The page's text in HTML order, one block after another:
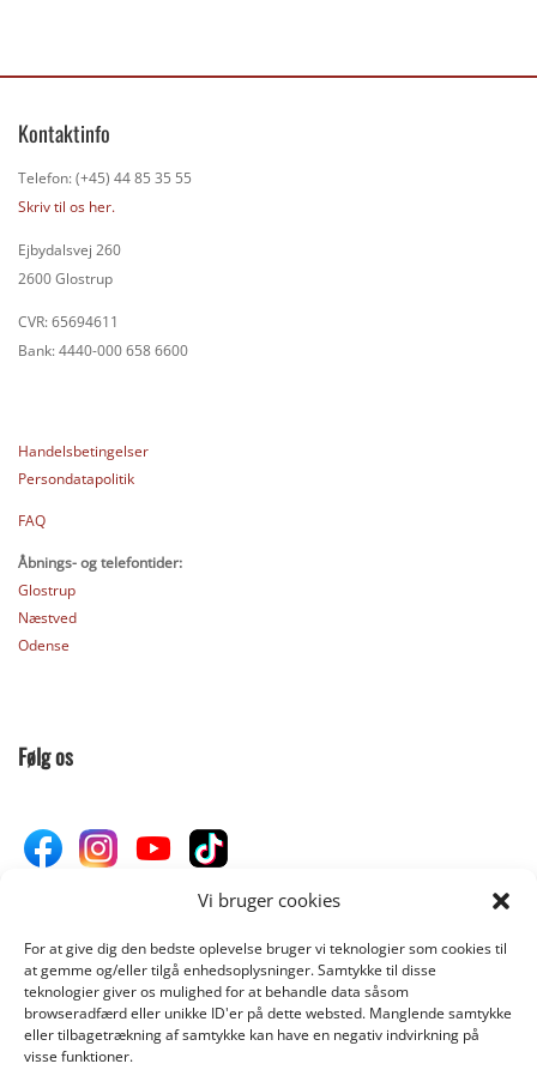
Vi bruger cookies
For at give dig den bedste oplevelse bruger vi teknologier som cookies til
at gemme og/eller tilgå enhedsoplysninger. Samtykke til disse
teknologier giver os mulighed for at behandle data såsom
browseradfærd eller unikke ID'er på dette websted. Manglende samtykke
eller tilbagetrækning af samtykke kan have en negativ indvirkning på
visse funktioner.
Kontaktinfo
Telefon: (+45) 44 85 35 55
Skriv til os her.
Ejbydalsvej 260
2600 Glostrup
CVR: 65694611
Bank: 4440-000 658 6600
Handelsbetingelser
Persondatapolitik
FAQ
Åbnings- og telefontider:
Glostrup
Næstved
Odense
Følg os
Donér til Inges Kattehjem
DONÉR